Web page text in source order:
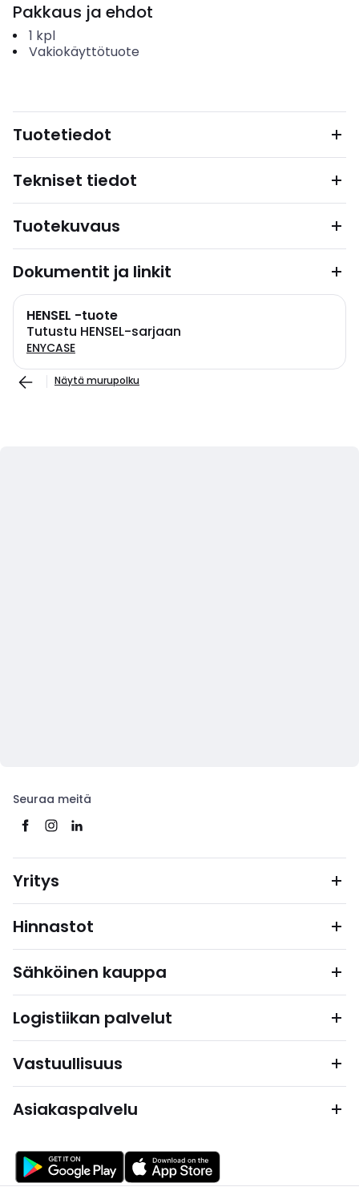
Pakkaus ja ehdot
1 kpl
Vakiokäyttötuote
Tuotetiedot
Tekniset tiedot
Tuotekuvaus
Dokumentit ja linkit
HENSEL -tuote
Tutustu HENSEL-sarjaan
ENYCASE
Näytä murupolku
Seuraa meitä
Yritys
Hinnastot
Sähköinen kauppa
Logistiikan palvelut
Vastuullisuus
Asiakaspalvelu